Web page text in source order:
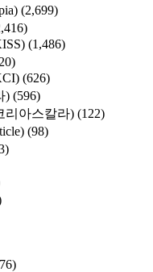
(2,699)
(1,486)
(626)
) (596)
리아스칼라) (122)
(98)